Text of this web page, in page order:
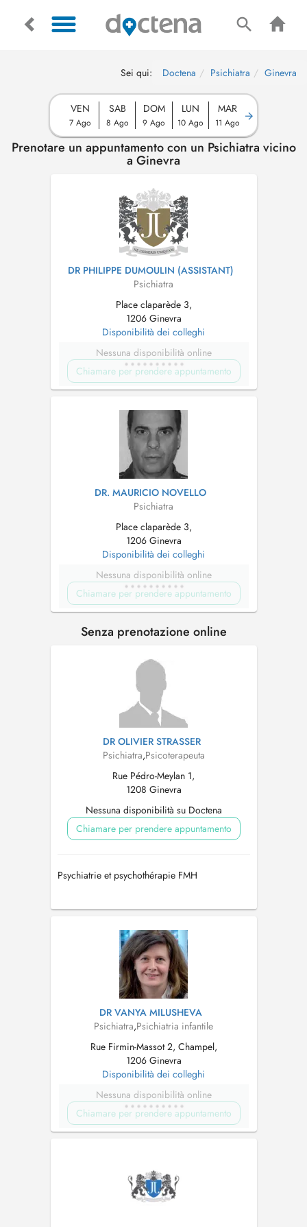
Sei qui: Doctena Psichiatra Ginevra
VEN
7 Ago
SAB
8 Ago
DOM
9 Ago
LUN
10 Ago
MAR
11 Ago
Prenotare un appuntamento con un Psichiatra vicino
a Ginevra
DR PHILIPPE DUMOULIN (ASSISTANT)
Psichiatra
Place claparède 3,
1206 Ginevra
Disponibilità dei colleghi
Nessuna disponibilità online
Chiamare per prendere appuntamento
DR. MAURICIO NOVELLO
Psichiatra
Place claparède 3,
1206 Ginevra
Disponibilità dei colleghi
Nessuna disponibilità online
Chiamare per prendere appuntamento
Senza prenotazione online
DR OLIVIER STRASSER
Psichiatra,Psicoterapeuta
Rue Pédro-Meylan 1,
1208 Ginevra
Nessuna disponibilità su Doctena
Chiamare per prendere appuntamento
Psychiatrie et psychothérapie FMH
DR VANYA MILUSHEVA
Psichiatra,Psichiatria infantile
Rue Firmin-Massot 2, Champel,
1206 Ginevra
Disponibilità dei colleghi
Nessuna disponibilità online
Chiamare per prendere appuntamento